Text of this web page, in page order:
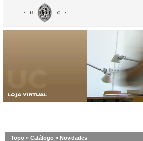
Topo » Catálogo » Novidades